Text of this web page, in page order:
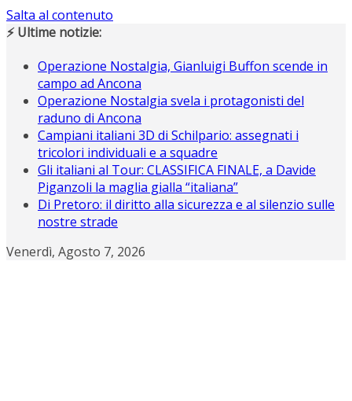
Salta al contenuto
⚡ Ultime notizie:
Operazione Nostalgia, Gianluigi Buffon scende in
campo ad Ancona
Operazione Nostalgia svela i protagonisti del
raduno di Ancona
Campiani italiani 3D di Schilpario: assegnati i
tricolori individuali e a squadre
Gli italiani al Tour: CLASSIFICA FINALE, a Davide
Piganzoli la maglia gialla “italiana”
Di Pretoro: il diritto alla sicurezza e al silenzio sulle
nostre strade
Venerdì, Agosto 7, 2026